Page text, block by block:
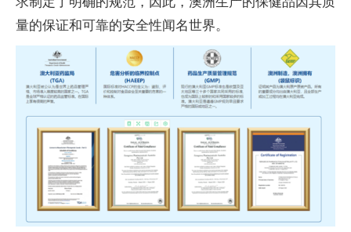
量的保证和可靠的安全性闻名世界。